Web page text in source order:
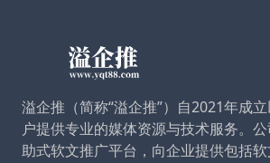
溢企推（简称“溢企推”）自2021年成
户提供专业的媒体资源与技术服务。
助式软文推广平台，向企业提供包括